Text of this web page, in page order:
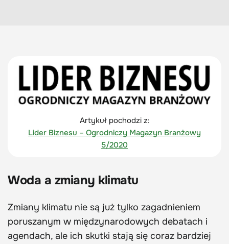
Artykuł pochodzi z:
Lider Biznesu – Ogrodniczy Magazyn Branżowy
5/2020
Woda a zmiany klimatu
Zmiany klimatu nie są już tylko zagadnieniem
poruszanym w międzynarodowych debatach i
agendach, ale ich skutki stają się coraz bardziej